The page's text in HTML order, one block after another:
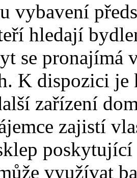
vybavení
hledají
se pronajímá
K dispozici je
zařízení
zajistí
využívat